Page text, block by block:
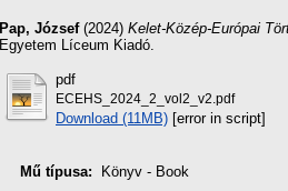
Pap, József(2024) Kelet-Közép-Európai
Egyetem Líceum Kiadó.
pdf
ECEHS_2024_2_vol2_v2.pdf
Download (11MB) [error in script]
Mű típusa: Könyv - Book